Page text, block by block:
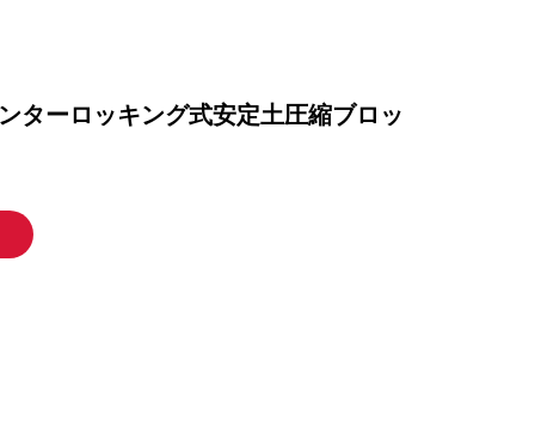
ターロッキング式安定土圧縮ブロッ